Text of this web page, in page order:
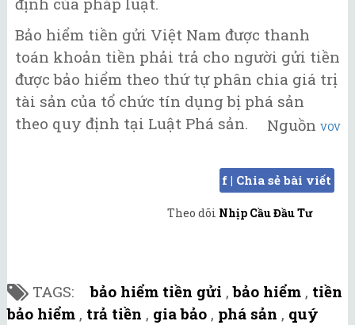
Bảo hiểm tiền gửi Việt Nam được thanh
toán khoản tiền phải trả cho người gửi tiền
được bảo hiểm theo thứ tự phân chia giá trị
tài sản của tổ chức tín dụng bị phá sản
theo quy định tại Luật Phá sản.
Nguồn VOV
f | Chia sẻ bài viết
Theo dõi Nhịp Cầu Đầu Tư
TAGS:bảo hiểm tiền gửi ,bảo hiểm , tiền
bảo hiểm , trả tiền , gia bảo , phá sản , quý